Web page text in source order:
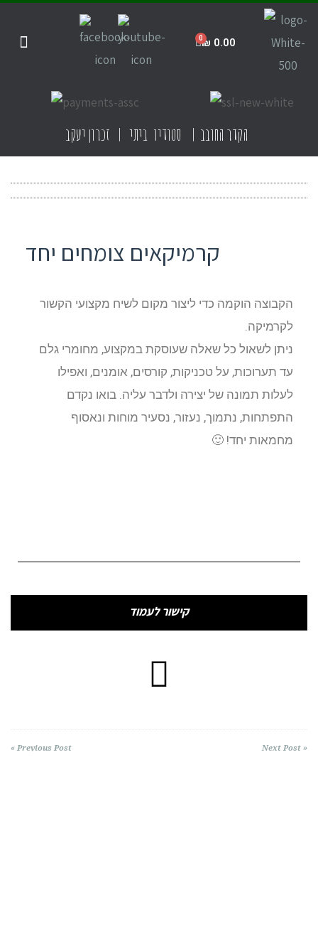
₪ 0.00
קרמיקאים צומחים יחד
הקבוצה הוקמה כדי ליצור מקום לשיח מקצועי הקשור
לקרמיקה.
ניתן לשאול כל שאלה שעוסקת במקצוע, מחומרי גלם
עד תערוכות, על טכניקות, קורסים, אומנים, ואפילו
לעלות תמונה של יצירה ולדבר עליה. בואו נקדם
התפתחות, נתמוך, נעזור, נסעיר מוחות ונאסוף
מחמאות יחד! 🙂
קישור לעמוד
« Previous Post Next Post »